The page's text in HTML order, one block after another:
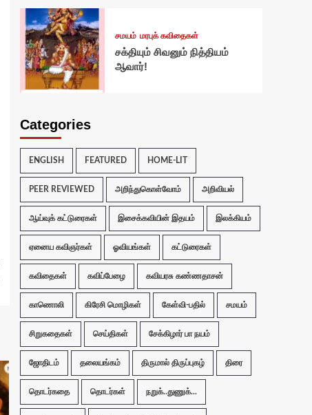
சமயம் மரபுக் கவிதைகள்
சக்தியும் சிவனும் நித்தியம்
ஆவார்!
Categories
ENGLISH FEATURED HOME-LIT
PEER REVIEWED அறிந்துகொள்வோம் அறிவியல்
ஆய்வுக் கட்டுரைகள் இசைக்கவியின் இதயம் இலக்கியம்
ஏனைய கவிஞர்கள் ஓவியங்கள் கட்டுரைகள்
கவிதைகள் கவிப்பேழை கவியரசு கண்ணதாசன்
காணொலி கிரேசி மொழிகள் கேள்வி-பதில் சமயம்
சிறுகதைகள் செய்திகள் சேக்கிழார் பா நயம்
ஜோதிடம் தலையங்கம் திருமால் திருப்புகழ் திரை
தொடர்கதை தொடர்கள் நறுக்..துணுக்...